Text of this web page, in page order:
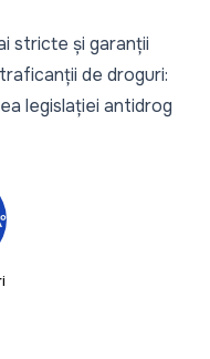
stricte și garanții
de droguri:
legislației antidrog